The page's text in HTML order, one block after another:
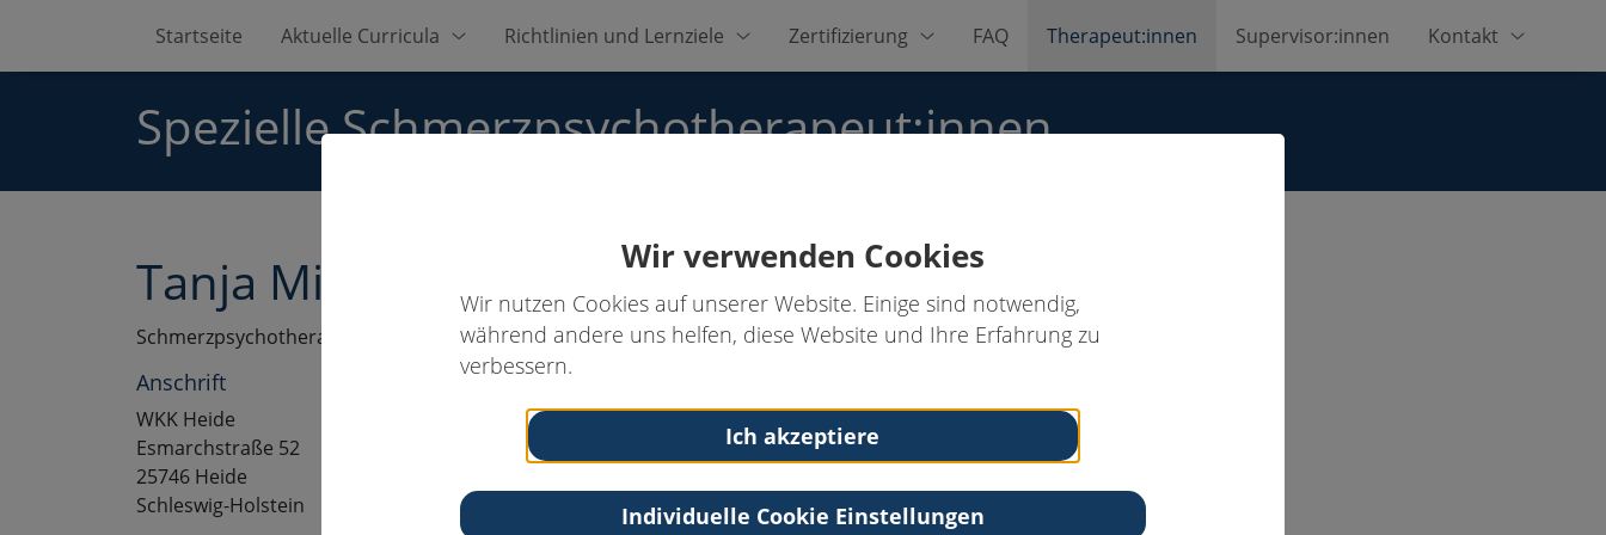
Wir verwenden Cookies
Wir nutzen Cookies auf unserer Website. Einige sind notwendig,
während andere uns helfen, diese Website und Ihre Erfahrung zu
verbessern.
Ich akzeptiere
Individuelle Cookie Einstellungen
Startseite Aktuelle Curricula Richtlinien und Lernziele Zertifizierung FAQ Therapeut:innen Supervisor:innen Kontakt
Spezielle Schmerzpsychotherapeut:innen
Tanja Mielck, Dipl.-Psych.
Schmerzpsychotherapeut:in
Anschrift
WKK Heide
Esmarchstraße 52
25746 Heide
Schleswig-Holstein
Tel: 0461-94025127
Fax: 0461-94025128